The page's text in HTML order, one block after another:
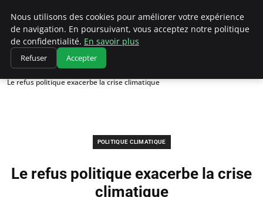
Climatedebtagents
Accueil
Politique climatique
Le refus politique exacerbe la crise climatique
POLITIQUE CLIMATIQUE
Le refus politique exacerbe la crise
climatique
Nous utilisons des cookies pour améliorer votre expérience
de navigation. En poursuivant, vous acceptez notre politique
de confidentialité. En savoir plus
Refuser Accepter